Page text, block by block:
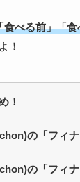
食べる前」「
！
！
の「フィ
の「フィナ